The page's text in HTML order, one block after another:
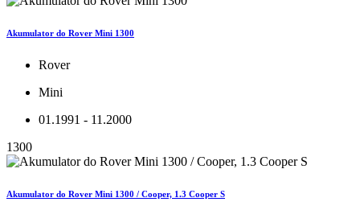
Akumulator do Rover Mini 1300
Rover
Mini
01.1991 - 11.2000
1300
Akumulator do Rover Mini 1300 / Cooper, 1.3 Cooper S